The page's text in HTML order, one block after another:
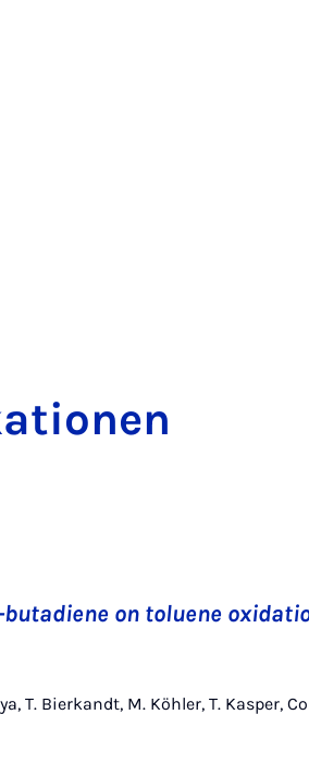
on toluene
T. Bierkandt, M. Köhler, T. Kasper,